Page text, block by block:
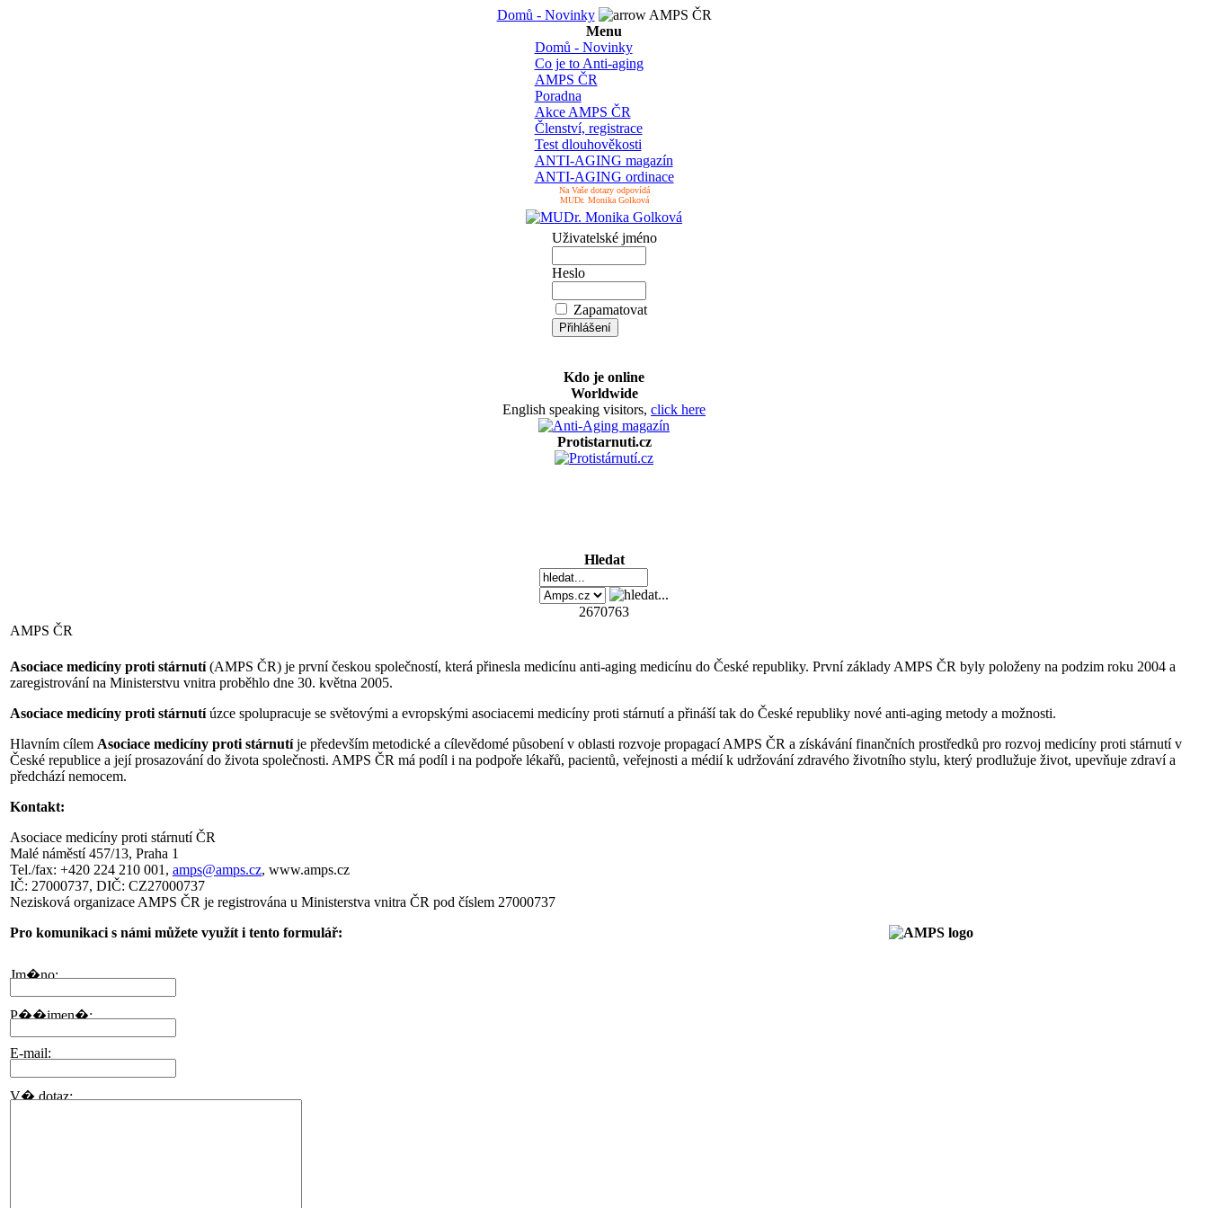
Domů - Novinky
AMPS ČR
Menu
Domů - Novinky
Co je to Anti-aging
AMPS ČR
Poradna
Akce AMPS ČR
Členství, registrace
Test dlouhověkosti
ANTI-AGING magazín
ANTI-AGING ordinace
Na Vaše dotazy odpovídá
MUDr. Monika Golková
Uživatelské jméno
Heslo
Zapamatovat
Kdo je online
Worldwide
English speaking visitors, click here
Protistarnuti.cz
Hledat
2670763
AMPS ČR
Asociace medicíny proti stárnutí(AMPS ČR) je první českou společností, která přinesla medicínu anti-aging medicínu do České republiky. První základy AMPS ČR byly položeny na podzim roku 2004 a
zaregistrování na Ministerstvu vnitra proběhlo dne 30. května 2005.
Asociace medicíny proti stárnutíúzce spolupracuje se světovými a evropskými asociacemi medicíny proti stárnutí a přináší tak do České republiky nové anti-aging metody a možnosti.
Hlavním cílem Asociace medicíny proti stárnutíje především metodické a cílevědomé působení v oblasti rozvoje propagací AMPS ČR a získávání finančních prostředků pro rozvoj medicíny proti stárnutí v
České republice a její prosazování do života společnosti. AMPS ČR má podíl i na podpoře lékařů, pacientů, veřejnosti a médií k udržování zdravého životního stylu, který prodlužuje život, upevňuje zdraví a
předchází nemocem.
Kontakt:
Asociace medicíny proti stárnutí ČR
Malé náměstí 457/13, Praha 1
Tel./fax: +420 224 210 001, amps@amps.cz, www.amps.cz
IČ: 27000737, DIČ: CZ27000737
Nezisková organizace AMPS ČR je registrována u Ministerstva vnitra ČR pod číslem 27000737
Pro komunikaci s námi můžete využít i tento formulář: